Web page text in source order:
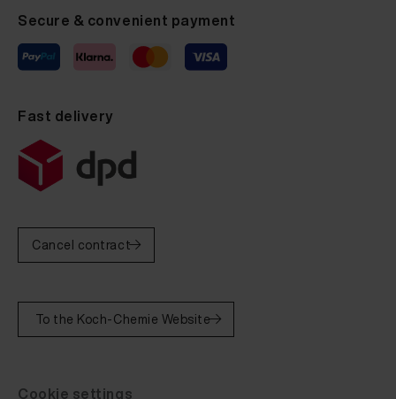
Secure & convenient payment
Fast delivery
Cancel contract
To the Koch-Chemie Website
Cookie settings